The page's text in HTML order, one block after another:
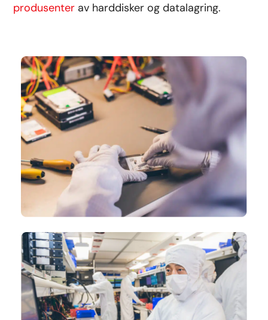
produsenter av harddisker og datalagring.